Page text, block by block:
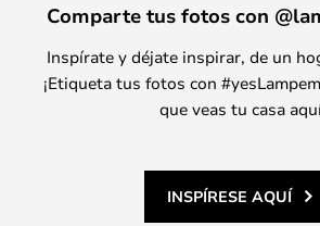
Comparte tus fotos con
Inspírate y déjate inspirar, de un
¡Etiqueta tus fotos con
que veas tu casa
INSPÍRESE AQUÍ